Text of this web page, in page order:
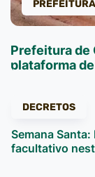
PREFEITURA
Prefeitura de
plataforma
DECRETOS
Semana
facultativo